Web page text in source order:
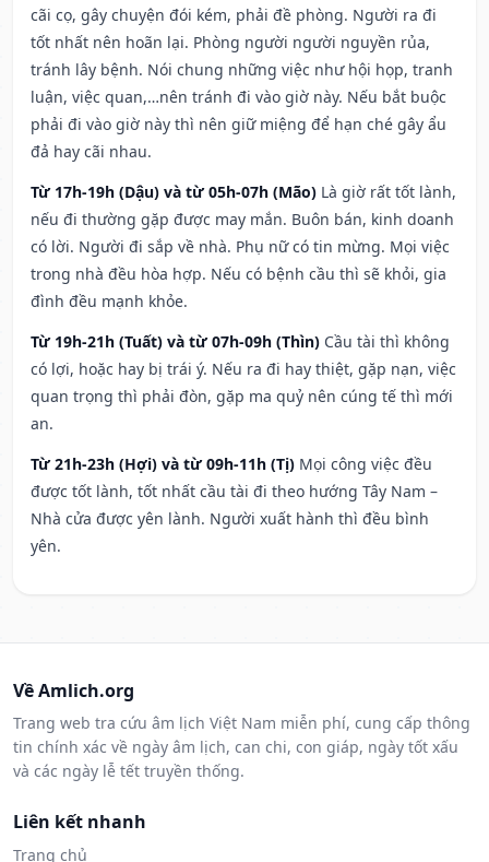
cãi cọ, gây chuyện đói kém, phải đề phòng. Người ra đi
tốt nhất nên hoãn lại. Phòng người người nguyền rủa,
tránh lây bệnh. Nói chung những việc như hội họp, tranh
luận, việc quan,…nên tránh đi vào giờ này. Nếu bắt buộc
phải đi vào giờ này thì nên giữ miệng để hạn ché gây ẩu
đả hay cãi nhau.
Từ 17h-19h (Dậu) và từ 05h-07h (Mão) Là giờ rất tốt lành,
nếu đi thường gặp được may mắn. Buôn bán, kinh doanh
có lời. Người đi sắp về nhà. Phụ nữ có tin mừng. Mọi việc
trong nhà đều hòa hợp. Nếu có bệnh cầu thì sẽ khỏi, gia
đình đều mạnh khỏe.
Từ 19h-21h (Tuất) và từ 07h-09h (Thìn) Cầu tài thì không
có lợi, hoặc hay bị trái ý. Nếu ra đi hay thiệt, gặp nạn, việc
quan trọng thì phải đòn, gặp ma quỷ nên cúng tế thì mới
an.
Từ 21h-23h (Hợi) và từ 09h-11h (Tị) Mọi công việc đều
được tốt lành, tốt nhất cầu tài đi theo hướng Tây Nam –
Nhà cửa được yên lành. Người xuất hành thì đều bình
yên.
Về Amlich.org
Trang web tra cứu âm lịch Việt Nam miễn phí, cung cấp thông
tin chính xác về ngày âm lịch, can chi, con giáp, ngày tốt xấu
và các ngày lễ tết truyền thống.
Liên kết nhanh
Trang chủ